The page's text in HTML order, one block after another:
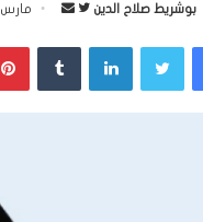
بوشريط صلاح الدين
ت
ع
س
ب
مارس 7, 2023
فيسبوك لينكدإن